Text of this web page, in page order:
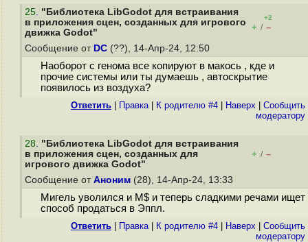
25. "Библиотека LibGodot для встраивания
в приложения сцен, созданных для игрового
движка Godot"
+2
+ / –
Сообщение от DC (??), 14-Апр-24, 12:50
Наоборот с генома все копируют в макось , кде и
прочие системы или ты думаешь , автоскрытие
появилось из воздуха?
Ответить Правка| К родителю #4 Наверх
Cообщить
модератору
28. "Библиотека LibGodot для встраивания
в приложения сцен, созданных для
игрового движка Godot"
+ / –
Сообщение от Аноним (28), 14-Апр-24, 13:33
Мигель уволился и M$ и теперь сладкими речами ищет
способ продаться в Эппл.
Ответить Правка| К родителю #4 Наверх
Cообщить
модератору